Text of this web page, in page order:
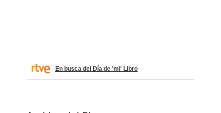
En busca del Día de 'mi' Libro